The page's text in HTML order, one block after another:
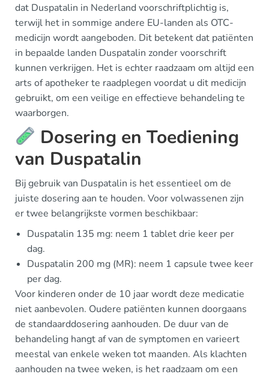
dat Duspatalin in Nederland voorschriftplichtig is,
terwijl het in sommige andere EU-landen als OTC-
medicijn wordt aangeboden. Dit betekent dat patiënten
in bepaalde landen Duspatalin zonder voorschrift
kunnen verkrijgen. Het is echter raadzaam om altijd een
arts of apotheker te raadplegen voordat u dit medicijn
gebruikt, om een veilige en effectieve behandeling te
waarborgen.
Dosering en Toediening
van Duspatalin
Bij gebruik van Duspatalin is het essentieel om de
juiste dosering aan te houden. Voor volwassenen zijn
er twee belangrijkste vormen beschikbaar:
Duspatalin 135 mg: neem 1 tablet drie keer per
dag.
Duspatalin 200 mg (MR): neem 1 capsule twee keer
per dag.
Voor kinderen onder de 10 jaar wordt deze medicatie
niet aanbevolen. Oudere patiënten kunnen doorgaans
de standaarddosering aanhouden. De duur van de
behandeling hangt af van de symptomen en varieert
meestal van enkele weken tot maanden. Als klachten
aanhouden na twee weken, is het raadzaam om een